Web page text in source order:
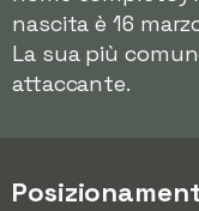
nascita è 16
La sua più
attaccante.